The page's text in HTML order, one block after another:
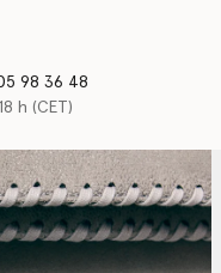
98 36 48
h (CET)